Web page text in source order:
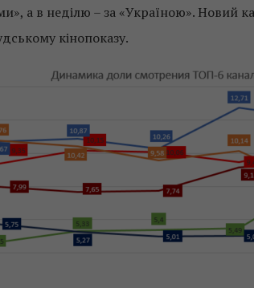
а в неділю – за «Україною». Новий
кінопоказу.